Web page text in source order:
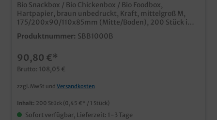
Bio Snackbox / Bio Chickenbox / Bio Foodbox,
Hartpapier, braun unbedruckt, Kraft, mittelgroß M,
175/200x90/110x85mm (Mitte/Boden), 200 Stück im
Karton praktische und umweltfreundliche To Go
Verpackung für Snacks, Fingerfood oder z.B. Hamburger
Forstwirtschaft Sehr robuste Ausführung ideal für den
Einsatz in Fast Food Restaurants, Food Trucks,
Imbissbetrieben und Lieferdiensten auch individuell
bedruckbar, fragen Sie einfach unseren Kundenservice
Produktnummer: SBB1000B
90,80 €*
Brutto: 108,05 €
zzgl. MwSt und Versandkosten
Inhalt: 200 Stück (0,45 €* / 1 Stück)
Sofort verfügbar, Lieferzeit: 1-3 Tage